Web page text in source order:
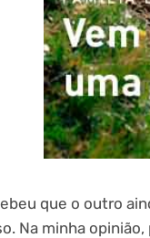
que o outro
Na minha